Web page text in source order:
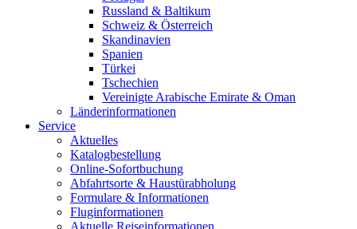
Russland & Baltikum
Schweiz & Österreich
Skandinavien
Spanien
Türkei
Tschechien
Vereinigte Arabische Emirate & Oman
Länderinformationen
Service
Aktuelles
Katalogbestellung
Online-Sofortbuchung
Abfahrtsorte & Haustürabholung
Formulare & Informationen
Fluginformationen
Aktuelle Reiseinformationen